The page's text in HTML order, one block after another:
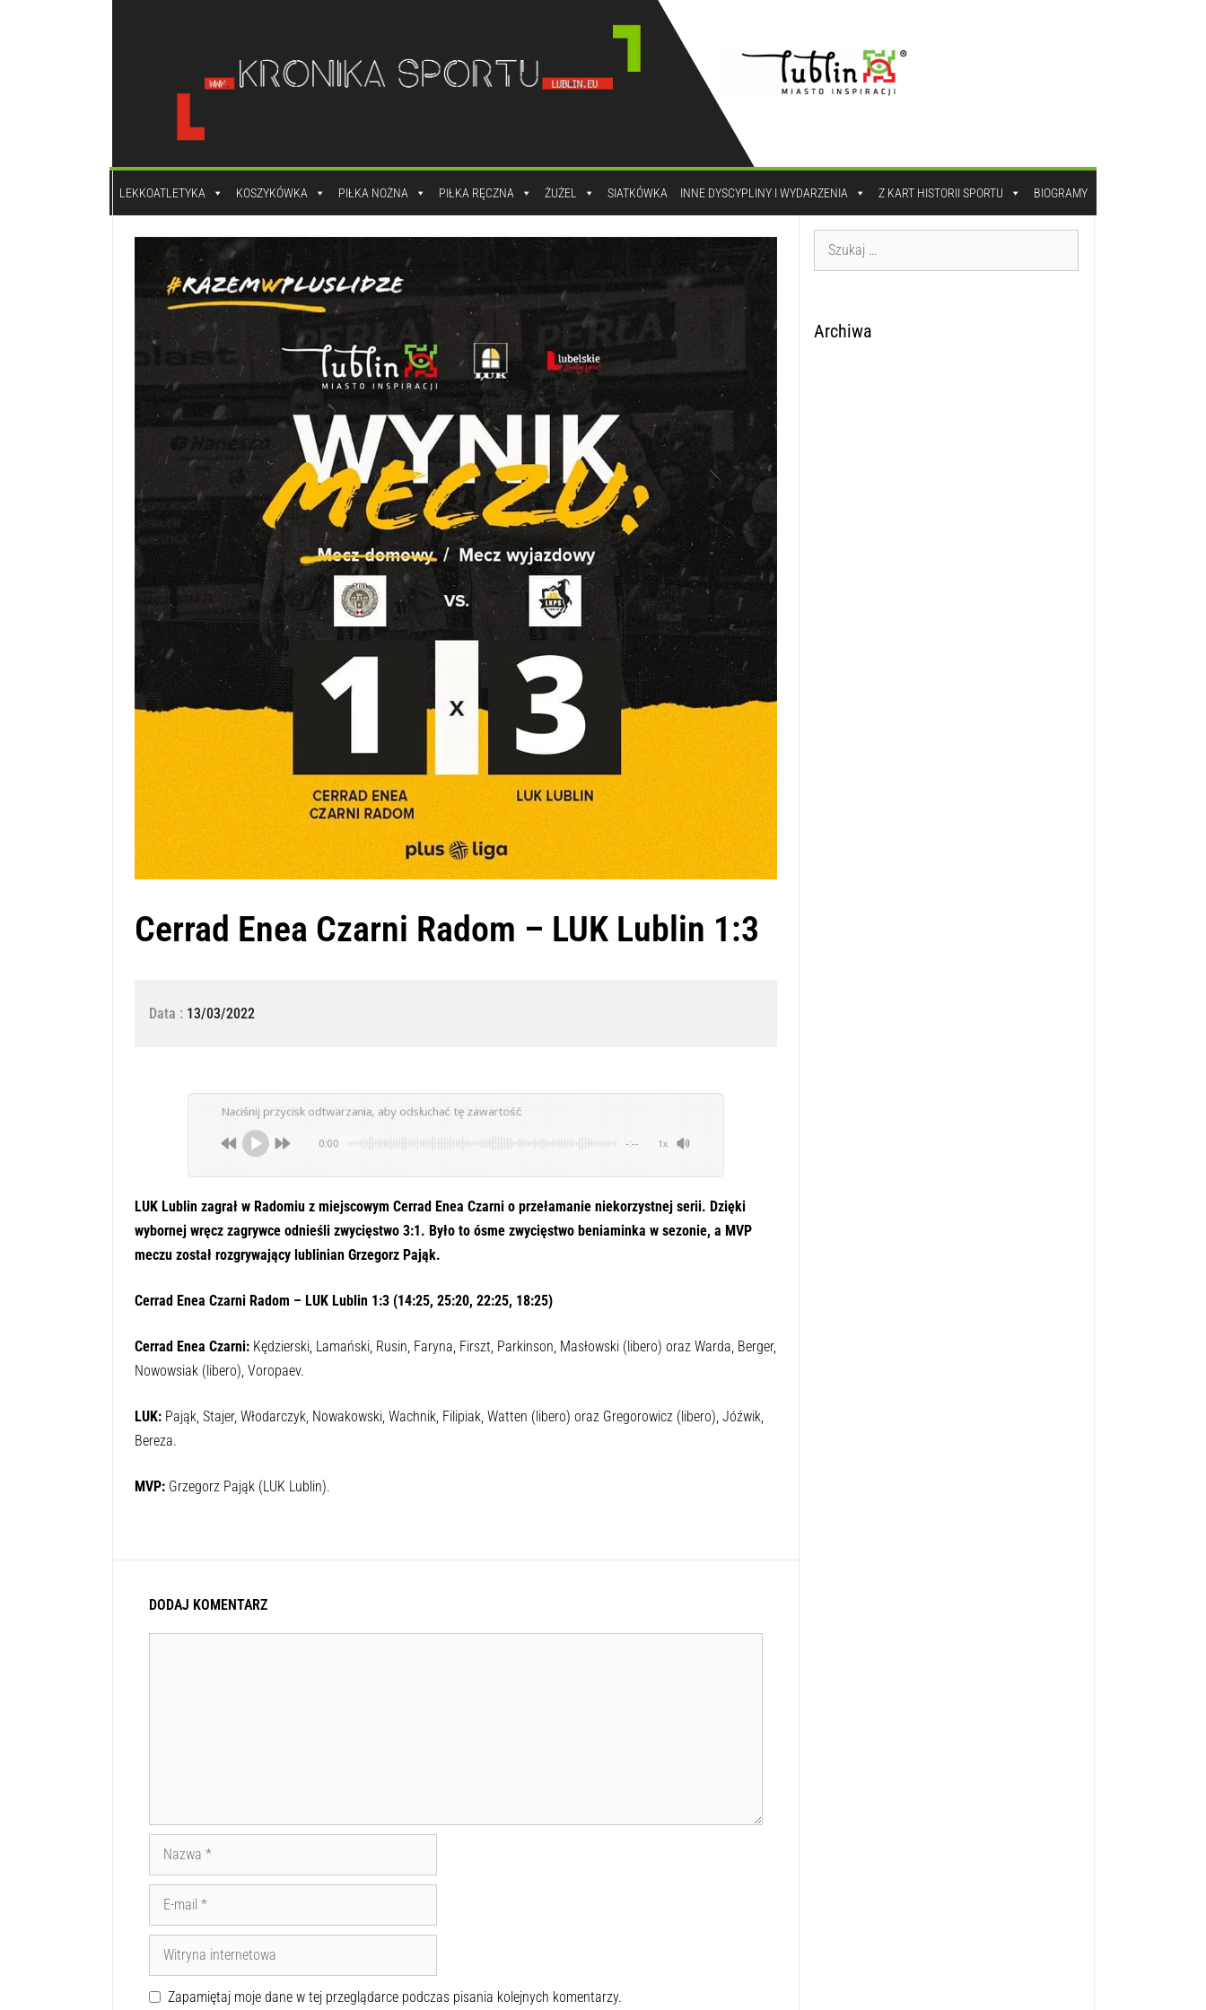
LEKKOATLETYKA KOSZYKÓWKA PIŁKA NOŻNA PIŁKA RĘCZNA ŻUŻEL SIATKÓWKA INNE DYSCYPLINY I WYDARZENIA Z KART HISTORII SPORTU BIOGRAMY
Cerrad Enea Czarni Radom – LUK Lublin 1:3
Data : 13/03/2022
Naciśnij przycisk odtwarzania, aby odsłuchać tę zawartość
-:--
LUK Lublin zagrał w Radomiu z miejscowym Cerrad Enea Czarni o przełamanie niekorzystnej serii. Dzięki
wybornej wręcz zagrywce odnieśli zwycięstwo 3:1. Było to ósme zwycięstwo beniaminka w sezonie, a MVP
meczu został rozgrywający lublinian Grzegorz Pająk.
Cerrad Enea Czarni Radom – LUK Lublin 1:3 (14:25, 25:20, 22:25, 18:25)
Cerrad Enea Czarni:Kędzierski, Lamański, Rusin, Faryna, Firszt, Parkinson, Masłowski (libero) oraz Warda, Berger,
Nowowsiak (libero), Voropaev.
LUK:Pająk, Stajer, Włodarczyk, Nowakowski, Wachnik, Filipiak, Watten (libero) oraz Gregorowicz (libero), Jóźwik,
Bereza.
MVP:Grzegorz Pająk (LUK Lublin).
DODAJ KOMENTARZ
Zapamiętaj moje dane w tej przeglądarce podczas pisania kolejnych komentarzy.
Archiwa